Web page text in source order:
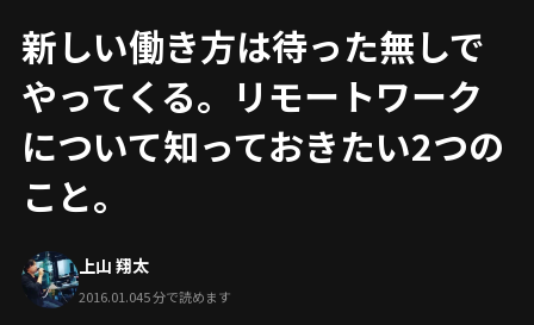
新しい働き方は待った無しで
やってくる。リモートワーク
について知っておきたい2つの
こと。
上山 翔太
2016.01.045 分で読めます